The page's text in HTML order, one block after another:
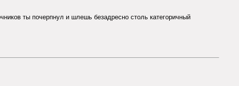
ты почерпнул и шлешь безадресно столь категоричный